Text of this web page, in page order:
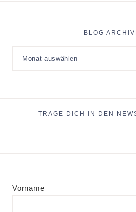
BLOG
TRAGE DICH IN DEN
Vorname